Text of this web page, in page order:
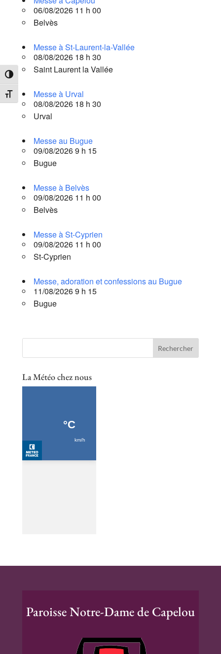
Passer en contraste élevé
Changer la taille de la police
06/08/2026 11 h 00
Belvès
Messe à St-Laurent-la-Vallée
08/08/2026 18 h 30
Saint Laurent la Vallée
Messe à Urval
08/08/2026 18 h 30
Urval
Messe au Bugue
09/08/2026 9 h 15
Bugue
Messe à Belvès
09/08/2026 11 h 00
Belvès
Messe à St-Cyprien
09/08/2026 11 h 00
St-Cyprien
Messe, adoration et confessions au Bugue
11/08/2026 9 h 15
Bugue
La Météo chez nous
Paroisse Notre-Dame de Capelou